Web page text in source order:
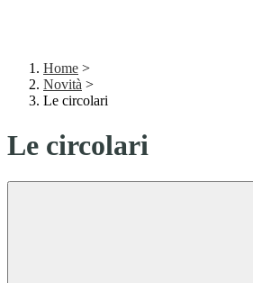
Home >
Novità >
Le circolari
Le circolari